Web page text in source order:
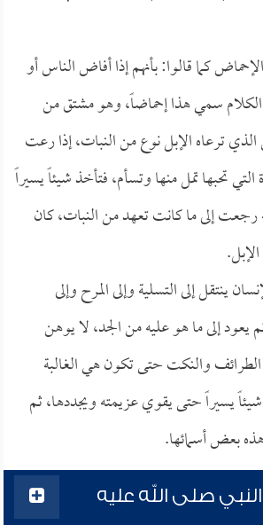
كما قالوا: بأنهم إذا أفاض الناس أو
الكلام سمي هذا إحماضاً، وهو مشتق من
ترعاه الإبل نوع من النبات، إذا رعت
التي تحبها تمل منها وتسأم، فتأخذ شيئاً يسيراً
إلى ما كانت تعهد من النبات، كان
ينتقل إلى التسلية وإلى المرح وإلى
يعود إلى ما هو عليه من الجد، لا يوهن
والنكت حتى تكون هي الغالبة
شيئاً يسيراً حتى يقوي عزيمته ويجددها، ثم
بعض أسمائها.
صلى الله عليه